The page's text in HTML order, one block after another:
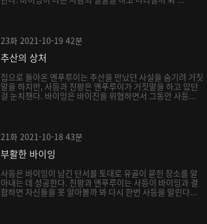
23화 2021-10-19 42분
추산의 상처
집으로 돌아온 옌푸루이는 추산을 만났던 사실을 숨기려 거짓
말을 하지만, 사등과 친팡은 옌푸루이가 거짓말을 하고 있단
걸 눈치챈다. 바이잉은 바이진을 위협하면서 그동안 사등...
21화 2021-10-18 43분
부활한 바이잉
사등은 바이잉이 남긴 단서를 토대로 유골이 묻힌 장소를 알
아내는 데 성공한다. 친팡과 옌푸루이는 사등이 바이잉과 결
합하면 자신들을 못 알아볼까 봐 다시 한번 사등을 말린다...